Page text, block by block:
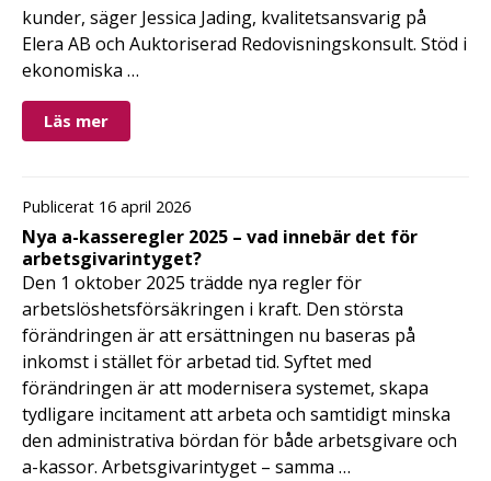
kunder, säger Jessica Jading, kvalitetsansvarig på
Elera AB och Auktoriserad Redovisningskonsult. Stöd i
ekonomiska …
Läs mer
Publicerat 16 april 2026
Nya a-kasseregler 2025 – vad innebär det för
arbetsgivarintyget?
Den 1 oktober 2025 trädde nya regler för
arbetslöshetsförsäkringen i kraft. Den största
förändringen är att ersättningen nu baseras på
inkomst i stället för arbetad tid. Syftet med
förändringen är att modernisera systemet, skapa
tydligare incitament att arbeta och samtidigt minska
den administrativa bördan för både arbetsgivare och
a-kassor. Arbetsgivarintyget – samma …